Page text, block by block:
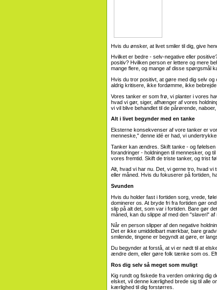
Hvis du ønsker, at livet smiler til dig, give
Hvilket er bedre - selv-negative eller
positiv? Hvilken person er lettere og mere
mange flere, og mange af disse spørgsmål
Hvis du tror positivt, at gøre med dig selv
aldrig kritisere, ikke fordømme, ikke
Vores tanker er som frø, vi planter i vores
hvad vi gør, siger, afhænger af vores
vi vil blive behandlet til de pårørende,
Alt i livet begynder med en tanke
Eksterne konsekvenser af vore tanker er
menneske," denne idé er had, vi
Tanker kan ændres. Skift tanke - og
forandringer - holdningen til mennesker, og
vores fremtid. Skift de triste tanker, og trist
Alt, hvad vi har nu. Det, vi gerne tro, hvad
eller måned. Hvis du fokuserer på fortiden,
Svunden
Hvis du holder fast i fortiden sorg, vrede,
dominerer os. At bryde fri fra fortiden gør
slip på alt det, som var i fortiden. Bare gør
måned, kan du slippe af med den "slaveri" af
Når en person slipper af den negative
Det er ikke umiddelbart mærkbar, bare
smilende, tingene er begyndt at gøre, er
Du begynder at forstå, at vi er nødt til at
ændre dem, eller gøre folk tænke som os.
Ros dig selv så meget som muligt
Kig rundt og fiskede fra verden omkring dig
elsket, vil denne kærlighed brede sig til alle
kærlighed til dig forstørres.